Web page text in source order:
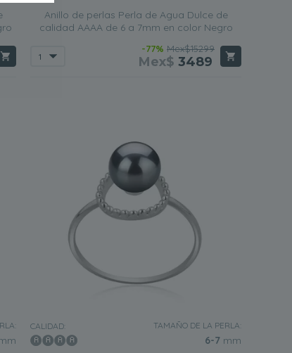
Anillo de perlas Perla de Agua Dulce de
calidad AAAA de 6 a 7mm en color Negro
-77% Mex$15299
Mex$ 3489
CALIDAD: TAMAÑO DE LA PERLA:
6-7 mm